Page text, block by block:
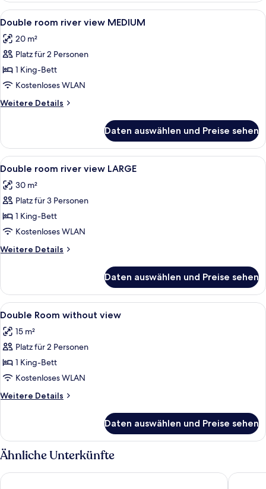
Alle
Fotos
für
Double
room
river
view
MEDIUM
Allergikerbettwaren, Zimmersafe,
3
Double room river view MEDIUM
20 m²
Platz für 2 Personen
1 King-Bett
Kostenloses WLAN
Weitere Details
Weitere
room
river
view
Daten auswählen und Preise sehen
Alle
Fotos
für
Double
room
river
view
LARGE
Allergikerbettwaren, Zimmersafe,
4
Double room river view LARGE
30 m²
Platz für 3 Personen
1 King-Bett
Kostenloses WLAN
Weitere Details
Weitere
room
river
view
Daten auswählen und Preise sehen
Alle
Fotos
für
Double
Room
without
view
anzeigen
Allergikerbettwaren, Zimmersafe,
5
Double Room without view
15 m²
Platz für 2 Personen
1 King-Bett
Kostenloses WLAN
Weitere Details
Weitere
Room
without
view
Daten auswählen und Preise sehen
Ähnliche Unterkünfte
Stage 12 Hotel by Penz Hotel